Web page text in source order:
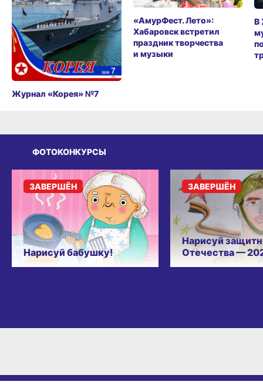
Журнал «Корея» №7
«АмурФест. Лето»:
Хабаровск встретил
праздник творчества
и музыки
В
ФОТОКОНКУРСЫ
Нарисуй бабушку!
ЗАВЕРШЁН
Нарисуй
Отечества —
ЗАВЕРШЁН